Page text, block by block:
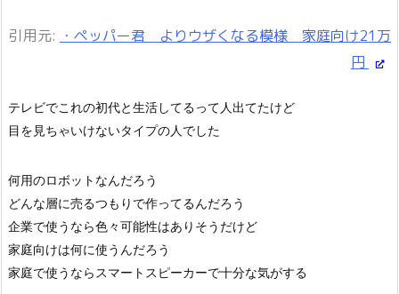
引用元: ・ペッパー君 よりウザくなる模様 家庭向け21万
円
テレビでこれの初代と生活してるって人出てたけど
目を見ちゃいけないタイプの人でした
何用のロボットなんだろう
どんな層に売るつもりで作ってるんだろう
企業で使うなら色々可能性はありそうだけど
家庭向けは何に使うんだろう
家庭で使うならスマートスピーカーで十分な気がする